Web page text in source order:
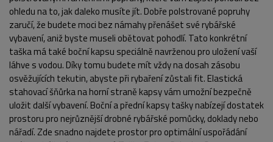
POPIS PRODUKTU FOTO (5)
ohledu na to, jak daleko musíte jít. Dobře polstrované popruhy
zaručí, že budete moci bez námahy přenášet své rybářské
vybavení, aniž byste museli obětovat pohodlí. Tato konkrétní
taška má také boční kapsu speciálně navrženou pro uložení vaší
láhve s vodou. Díky tomu budete mít vždy na dosah zásobu
osvěžujících tekutin, abyste při rybaření zůstali fit. Elastická
stahovací šňůrka na horní straně kapsy vám umožní bezpečně
uložit další vybavení. Boční a přední kapsy tašky nabízejí dostatek
prostoru pro nejrůznější drobné rybářské pomůcky, doklady nebo
nářadí. Zde snadno najdete prostor pro optimální uspořádání